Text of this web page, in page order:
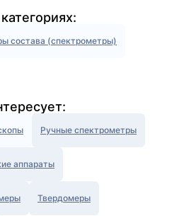
состава (спектрометры)
Ручные спектрометры
аппараты
Твердомеры